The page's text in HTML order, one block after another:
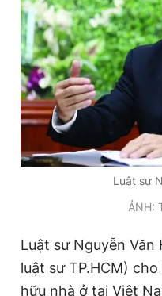
Đặt báo Quảng cáo
Tổng biên tập: Nguyễn
Phó tổng biên tập thường
Phó tổng biên tập: Lâm
Phó tổng biên tập: Trần
Tổng thư ký tòa soạn: Đức
Giấy phép xuất bản số 110/
© 2003-2026 Bản quyền
chép dưới mọi hình thức
bản. Phát triển bởi ePi
Luật sư
ẢNH:
Luật sư Nguyễn Văn
luật sư TP.HCM) cho
hữu nhà ở tại Việt